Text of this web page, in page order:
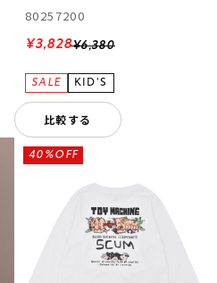
ーツ 公式アプリ
ンもこのアプリで！
80257200
¥6,380
¥3,828
比較する
40%OFF